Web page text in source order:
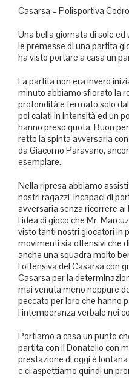
Casarsa – Polisportiva
Una bella giornata di sole
le premesse di una partita
ha visto portare a casa un
La partita non era invero
minuto abbiamo sfiorato la
profondità e fermato solo
poi calati in intensità ed un
hanno preso quota. Buon
retto la spinta avversaria
da Giacomo Paravano,
esemplare.
Nella ripresa abbiamo
nostri ragazzi incapaci di
avversaria senza ricorrere
l’idea di gioco che Mr.
visto tanti nostri giocatori in
movimenti sia offensivi che
anche una squadra molto
l’offensiva del Casarsa con
Casarsa per la
mai venuta meno neppure
peccato per loro che hanno
l’intemperanza verbale nei
Portiamo a casa un punto
partita con il Donatello con
prestazione di oggi è
e ci aspettiamo quindi un